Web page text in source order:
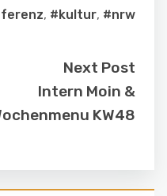
, #kultur, #nrw
Next Post
Intern Moin &
KW48